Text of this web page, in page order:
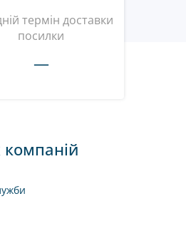
термін доставки
посилки
—
компаній